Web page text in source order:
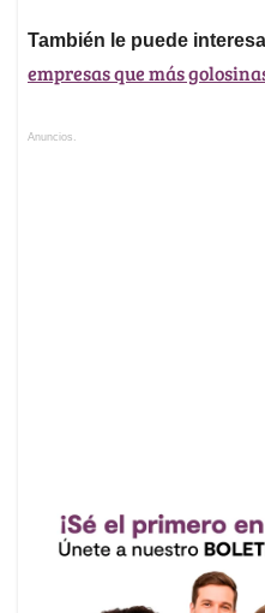
También le puede
empresas que más
Anuncios.